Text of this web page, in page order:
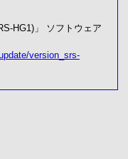
HG1)」 ソフトウェア
version_srs-